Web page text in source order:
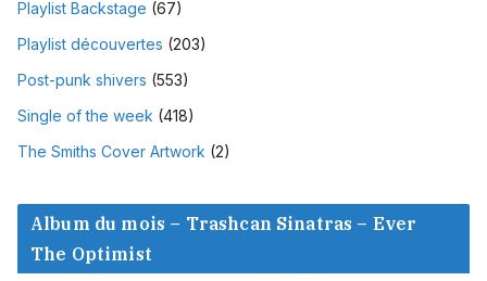
Playlist Backstage (67)
Playlist découvertes (203)
Post-punk shivers (553)
Single of the week (418)
The Smiths Cover Artwork (2)
Album du mois – Trashcan Sinatras – Ever
The Optimist